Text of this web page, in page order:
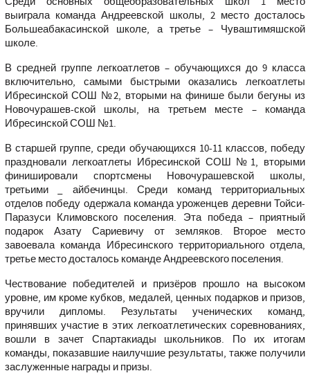
выиграла команда Андреевской школы, 2 место досталось
Большеабакасинской школе, а третье – Чуваштимяшской
школе.
В средней группе легкоатлетов – обучающихся до 9 класса
включительно, самыми быстрыми оказались легкоатлеты
Ибресинской СОШ №2, вторыми на финише были бегуны из
Новочурашев-ской школы, на третьем месте – команда
Ибресинской СОШ №1.
В старшей группе, среди обучающихся 10-11 классов, победу
праздновали легкоатлеты Ибресинской СОШ №1, вторыми
финишировали спортсмены Новочурашевской школы,
третьими _ айбечинцы. Среди команд территориальных
отделов победу одержала команда уроженцев деревни Тойси-
Паразуси Климовского поселения. Эта победа – приятный
подарок Азату Сариевичу от земляков. Второе место
завоевала команда Ибресинского территориального отдела,
третье место досталось команде Андреевского поселения.
Чествование победителей и призёров прошло на высоком
уровне, им кроме кубков, медалей, ценных подарков и призов,
вручили дипломы. Результаты ученических команд,
принявших участие в этих легкоатлетических соревнованиях,
вошли в зачет Спартакиады школьников. По их итогам
команды, показавшие наилучшие результаты, также получили
заслуженные награды и призы.